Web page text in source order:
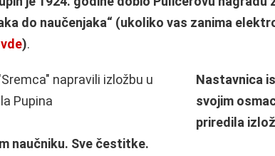
do naučenjaka“ (ukoliko vas zanima
).
Nastavnica
svojim
priredila
naučniku. Sve čestitke.